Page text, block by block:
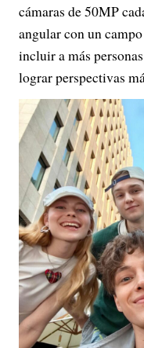
cámaras de 50MP
angular con un
incluir a más
lograr perspectivas